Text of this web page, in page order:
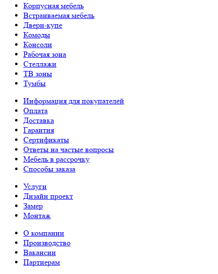
Корпусная мебель
Встраиваемая мебель
Двери-купе
Комоды
Консоли
Рабочая зона
Стеллажи
ТВ зоны
Тумбы
Информация для покупателей
Оплата
Доставка
Гарантия
Сертификаты
Ответы на частые вопросы
Мебель в рассрочку
Способы заказа
Услуги
Дизайн проект
Замер
Монтаж
О компании
Производство
Вакансии
Партнерам